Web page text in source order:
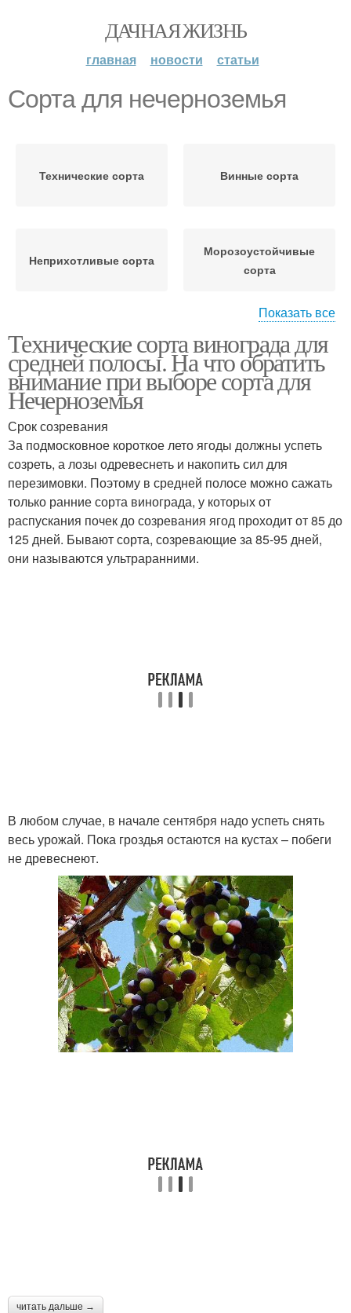
ДАЧНАЯ ЖИЗНЬ
главная новости статьи
Сорта для нечерноземья
Технические сорта Винные сорта
Неприхотливые сорта
Морозоустойчивые
сорта
Неукрывные сорта Зимостойкие сорта
Морозостойкие сорта
Показать все
Технические сорта винограда для
средней полосы. На что обратить
внимание при выборе сорта для
Нечерноземья
Срок созревания
За подмосковное короткое лето ягоды должны успеть
созреть, а лозы одревеснеть и накопить сил для
перезимовки. Поэтому в средней полосе можно сажать
только ранние сорта винограда, у которых от
распускания почек до созревания ягод проходит от 85 до
125 дней. Бывают сорта, созревающие за 85-95 дней,
они называются ультраранними.
В любом случае, в начале сентября надо успеть снять
весь урожай. Пока гроздья остаются на кустах – побеги
не древеснеют.
читать дальше →